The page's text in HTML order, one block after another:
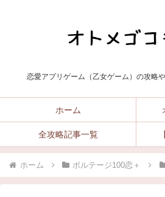
恋愛アプリゲーム（乙女ゲーム）の攻略
ホーム
全攻略記事一覧
ホーム ボルテージ100恋＋